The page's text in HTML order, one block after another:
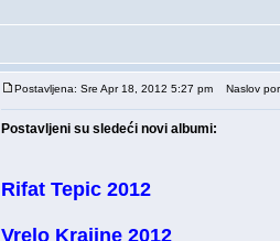
Postavljena: Sre Apr 18, 2012 5:27 pm Naslov
Postavljeni su sledeći novi albumi:
Rifat Tepic 2012
Vrelo Krajine 2012